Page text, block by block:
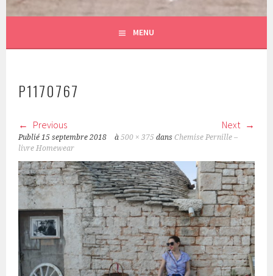
MENU
P1170767
Previous Next
Publié15 septembre 2018 à500 × 375 dansChemise Pernille –
livre Homewear